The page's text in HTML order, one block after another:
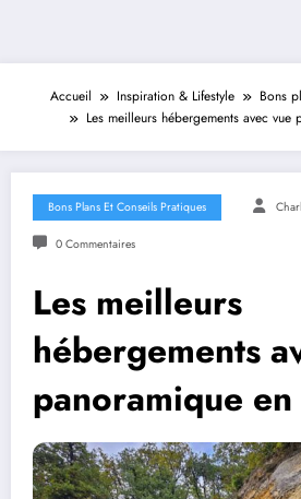
Accueil Inspiration & Lifestyle
Bons
Les meilleurs hébergements avec vue
Bons Plans Et Conseils Pratiques
0 Commentaires
Les meilleurs
hébergements
panoramique en